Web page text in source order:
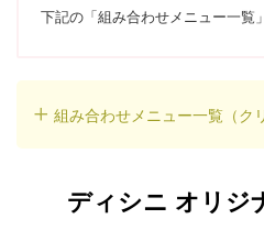
下記の「組み合わせメニュー一覧
組み合わせメニュー一覧（ク
ディシニ オリジ